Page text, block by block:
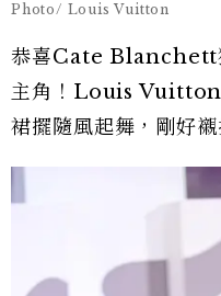
Photo/ Louis Vuitton
恭喜Cate Blanchett
主角！Louis Vuitton
裙擺隨風起舞，剛好